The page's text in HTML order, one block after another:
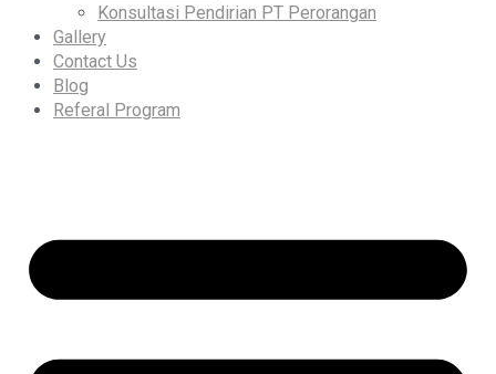
Konsultasi Pendirian PT Perorangan
Gallery
Contact Us
Blog
Referal Program